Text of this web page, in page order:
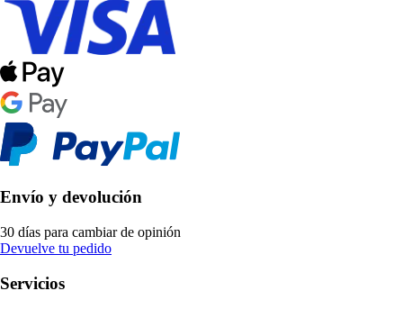
Envío y devolución
30 días para cambiar de opinión
Devuelve tu pedido
Servicios